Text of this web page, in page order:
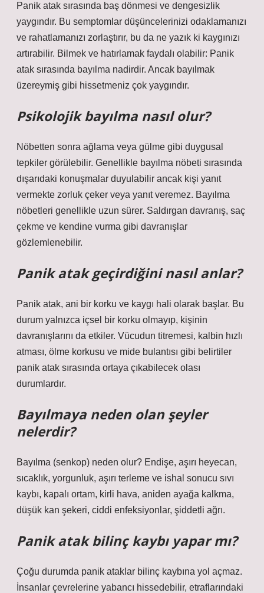
Panik atak sırasında baş dönmesi ve dengesizlik
yaygındır. Bu semptomlar düşüncelerinizi odaklamanızı
ve rahatlamanızı zorlaştırır, bu da ne yazık ki kaygınızı
artırabilir. Bilmek ve hatırlamak faydalı olabilir: Panik
atak sırasında bayılma nadirdir. Ancak bayılmak
üzereymiş gibi hissetmeniz çok yaygındır.
Psikolojik bayılma nasıl olur?
Nöbetten sonra ağlama veya gülme gibi duygusal
tepkiler görülebilir. Genellikle bayılma nöbeti sırasında
dışarıdaki konuşmalar duyulabilir ancak kişi yanıt
vermekte zorluk çeker veya yanıt veremez. Bayılma
nöbetleri genellikle uzun sürer. Saldırgan davranış, saç
çekme ve kendine vurma gibi davranışlar
gözlemlenebilir.
Panik atak geçirdiğini nasıl anlar?
Panik atak, ani bir korku ve kaygı hali olarak başlar. Bu
durum yalnızca içsel bir korku olmayıp, kişinin
davranışlarını da etkiler. Vücudun titremesi, kalbin hızlı
atması, ölme korkusu ve mide bulantısı gibi belirtiler
panik atak sırasında ortaya çıkabilecek olası
durumlardır.
Bayılmaya neden olan şeyler
nelerdir?
Bayılma (senkop) neden olur? Endişe, aşırı heyecan,
sıcaklık, yorgunluk, aşırı terleme ve ishal sonucu sıvı
kaybı, kapalı ortam, kirli hava, aniden ayağa kalkma,
düşük kan şekeri, ciddi enfeksiyonlar, şiddetli ağrı.
Panik atak bilinç kaybı yapar mı?
Çoğu durumda panik ataklar bilinç kaybına yol açmaz.
İnsanlar çevrelerine yabancı hissedebilir, etraflarındaki